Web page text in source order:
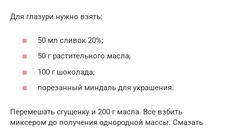
Для глазури нужно взять:
50 мл сливок 20%;
50 г растительного масла;
100 г шоколада;
порезанный миндаль для украшения.
Перемешать сгущенку и 200 г масла. Все взбить
миксером до получения однородной массы. Смазать